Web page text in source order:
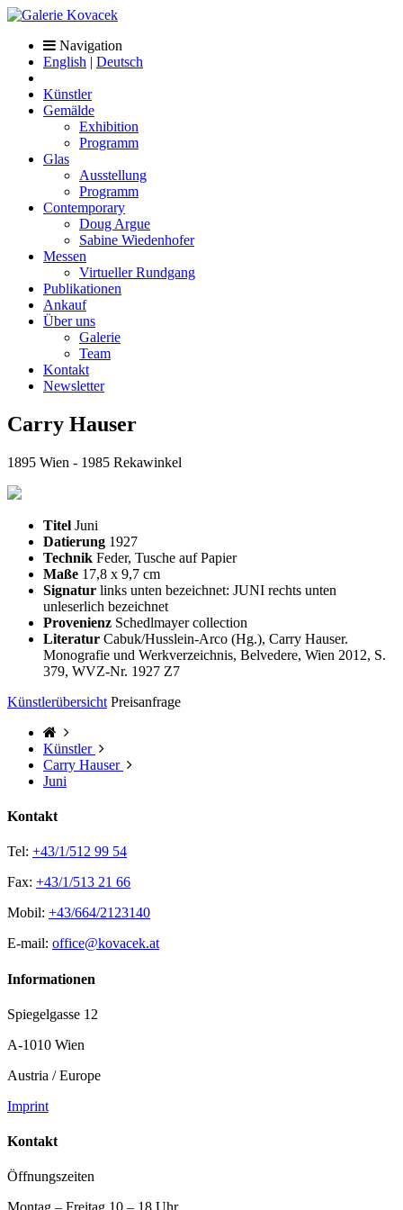
Navigation
English | Deutsch
Künstler
Gemälde
Exhibition
Programm
Glas
Ausstellung
Programm
Contemporary
Doug Argue
Sabine Wiedenhofer
Messen
Virtueller Rundgang
Publikationen
Ankauf
Über uns
Galerie
Team
Kontakt
Newsletter
Carry Hauser
1895 Wien - 1985 Rekawinkel
Titel Juni
Datierung 1927
Technik Feder, Tusche auf Papier
Maße 17,8 x 9,7 cm
Signatur links unten bezeichnet: JUNI rechts unten
unleserlich bezeichnet
Provenienz Schedlmayer collection
Literatur Cabuk/Husslein-Arco (Hg.), Carry Hauser.
Monografie und Werkverzeichnis, Belvedere, Wien 2012, S.
379, WVZ-Nr. 1927 Z7
Künstlerübersicht Preisanfrage
Künstler
Carry Hauser
Juni
Kontakt
Tel: +43/1/512 99 54
Fax: +43/1/513 21 66
Mobil: +43/664/2123140
E-mail: office@kovacek.at
Informationen
Spiegelgasse 12
A-1010 Wien
Austria / Europe
Imprint
Kontakt
Öffnungszeiten